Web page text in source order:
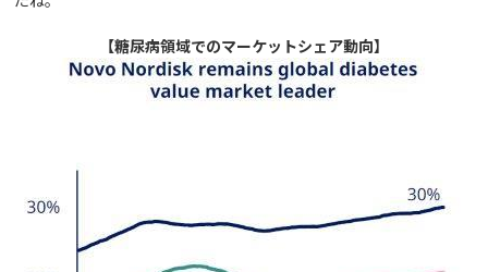
【糖尿病領域でのマーケットシェア動向】